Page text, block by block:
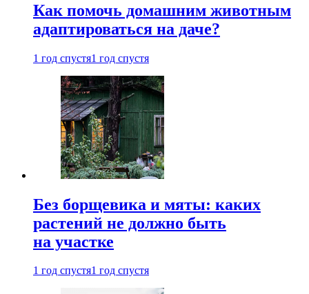
Как помочь домашним животным
адаптироваться на даче?
1 год спустя1 год спустя
Без борщевика и мяты: каких
растений не должно быть
на участке
1 год спустя1 год спустя